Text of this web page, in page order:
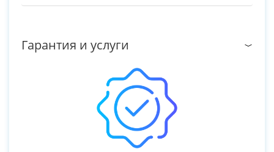
Гарантия и услуги